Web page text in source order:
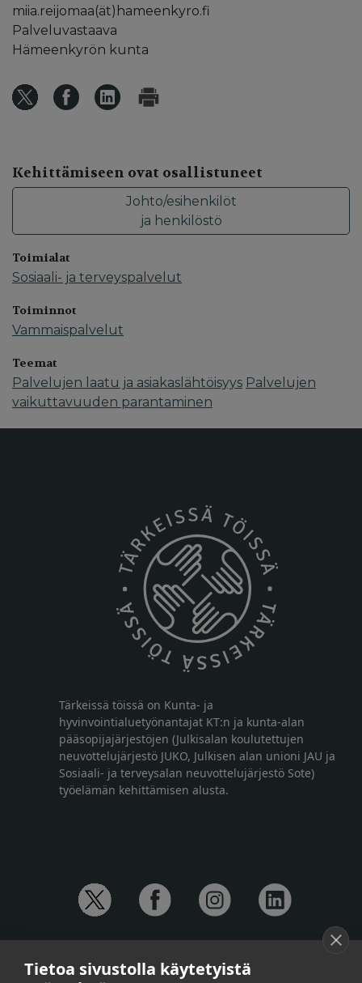
miia.reijomaa(ät)hameenkyro.fi
Palveluvastaava
Hämeenkyrön kunta
Kehittämiseen ovat osallistuneet
Johto/esihenkilöt
ja henkilöstö
Toimialat
Sosiaali- ja terveyspalvelut
Toiminnot
Vammaispalvelut
Teemat
Palvelujen laatu ja asiakaslähtöisyys Palvelujen
vaikuttavuuden parantaminen
Tärkeissä töissä on Kunta- ja
hyvinvointialuetyönantajat KT:n ja kunta-alan
pääsopijajärjestöjen (Julkisalan koulutettujen
neuvottelujärjestö JUKO, Julkisen alan unioni JAU ja
Sosiaali- ja terveysalan neuvottelujärjestö Sote)
työelämän kehittämisen alusta.
Anna-Mari Jaanu, kehittämispäällikkö,
Tietoa sivustolla käytetyistä